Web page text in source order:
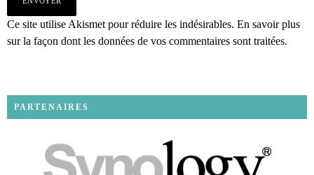
Ce site utilise Akismet pour réduire les indésirables. En savoir plus
sur la façon dont les données de vos commentaires sont traitées.
PARTENAIRES